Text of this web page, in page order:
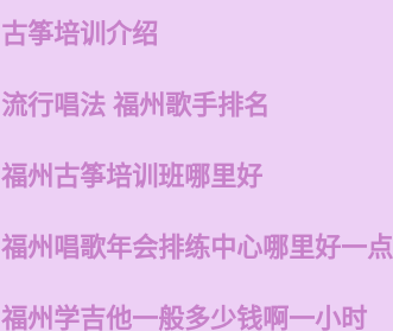
古筝培训介绍
流行唱法 福州歌手排名
福州古筝培训班哪里好
福州唱歌年会排练中心哪里好一点
福州学吉他一般多少钱啊一小时